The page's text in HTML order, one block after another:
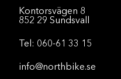
Kontorsvägen 8
852 29 Sundsvall
Tel: 060-61 33 15
info@northbike.se